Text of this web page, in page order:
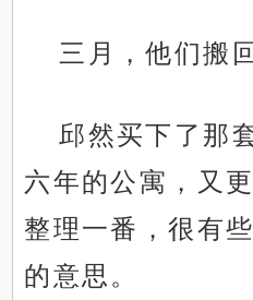
三月，他们搬
邱然买下了那
六年的公寓，又
整理一番，很有
的意思。